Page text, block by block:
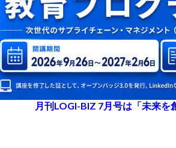
月刊LOGI-BIZ 7月号は「未来